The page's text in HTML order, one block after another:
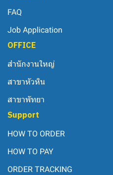
FAQ
Job Application
OFFICE
สำนักงานใหญ่
สาขาหัวหิน
สาขาพัทยา
Support
HOW TO ORDER
HOW TO PAY
ORDER TRACKING